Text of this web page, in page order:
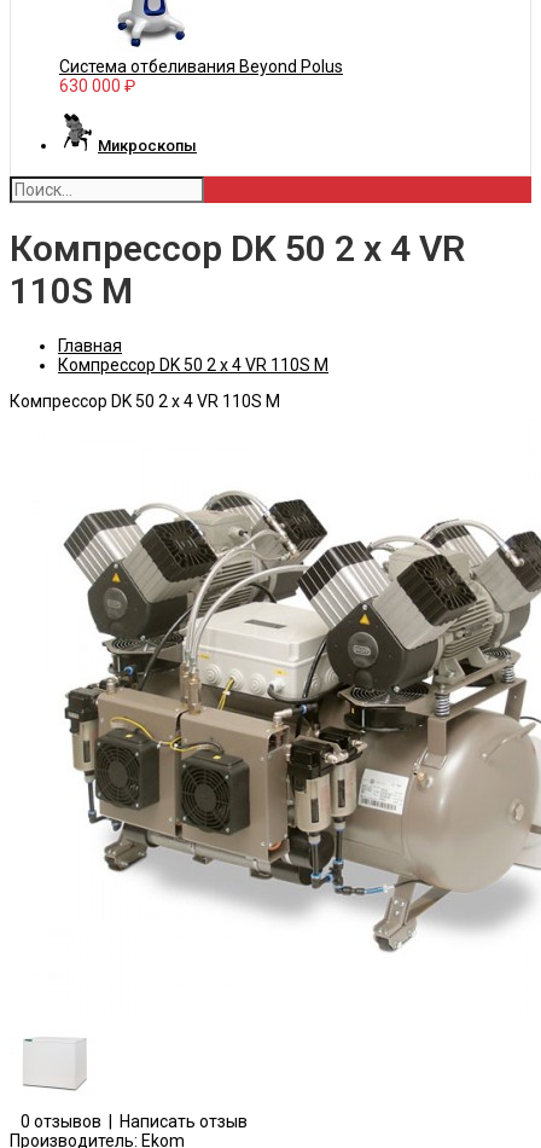
Система отбеливания Beyond Polus
630 000 ₽
Микроскопы
Компрессор DK 50 2 x 4 VR
110S M
Главная
Компрессор DK 50 2 x 4 VR 110S M
Компрессор DK 50 2 x 4 VR 110S M
0 отзывов
Написать отзыв
Производитель: Ekom